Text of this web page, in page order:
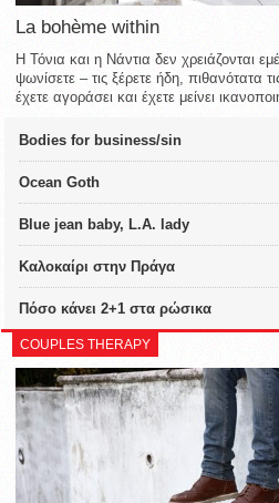
La bohème within
Η Τόνια και η Νάντια δεν χρειάζονται
ψωνίσετε – τις ξέρετε ήδη, πιθανότατα
έχετε αγοράσει και έχετε μείνει
Bodies for business/sin
Ocean Goth
Blue jean baby, L.A. lady
Καλοκαίρι στην Πράγα
Πόσο κάνει 2+1 στα ρώσικα
COUPLES THERAPY